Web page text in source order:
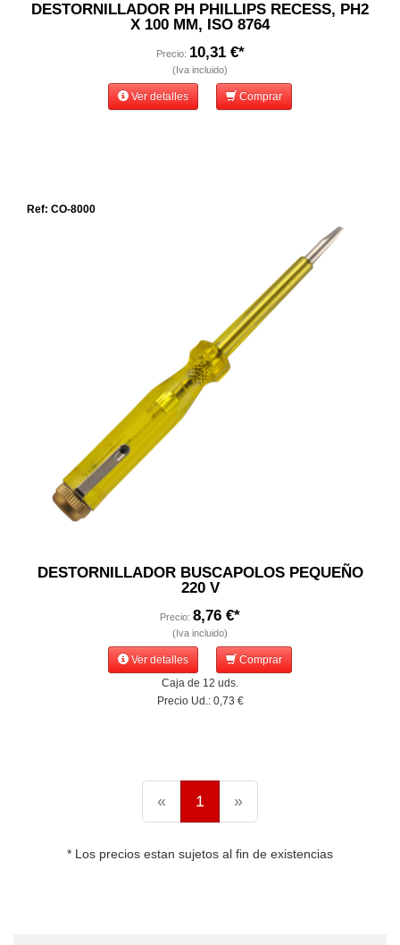
DESTORNILLADOR PH PHILLIPS RECESS, PH2
X 100 MM, ISO 8764
Precio: 10,31 €*
(Iva incluido)
Ver detalles Comprar
Ref: CO-8000
DESTORNILLADOR BUSCAPOLOS PEQUEÑO
220 V
Precio: 8,76 €*
(Iva incluido)
Ver detalles
Comprar
Caja de 12 uds.
Precio Ud.: 0,73 €
« 1 »
* Los precios estan sujetos al fin de existencias